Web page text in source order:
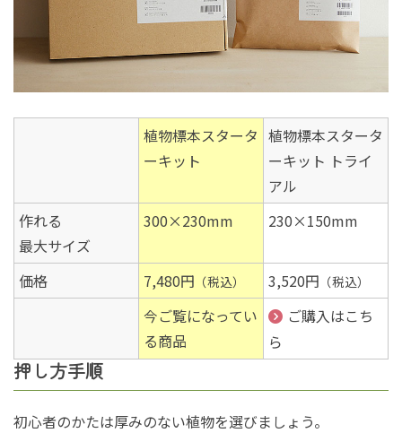
植物標本スタータ
ーキット
植物標本スタータ
ーキット トライ
アル
作れる
最大サイズ
300×230mm 230×150mm
価格 7,480円 （税込） 3,520円 （税込）
今ご覧になってい
る商品
ご購入はこち
ら
押し方手順
初心者のかたは厚みのない植物を選びましょう。